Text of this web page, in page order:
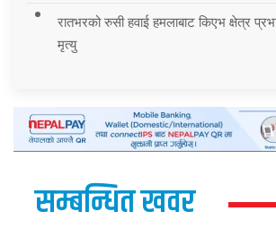
रातभरको रुसी हवाई हमलाबाट किएभ क्षेत्र
मृत्यु
सम्बन्धित खवर